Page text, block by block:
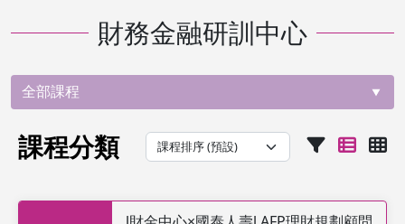
財務金融研訓中心
全部課程
課程分類